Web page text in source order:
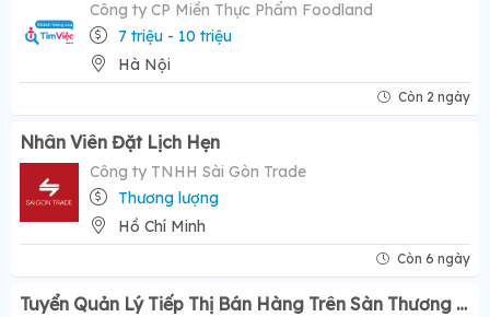
Công ty CP Miền Thực Phẩm Foodland
7 triệu - 10 triệu
Hà Nội
Còn 2 ngày
Nhân Viên Đặt Lịch Hẹn
Công ty TNHH Sài Gòn Trade
Thương lượng
Hồ Chí Minh
Còn 6 ngày
Tuyển Quản Lý Tiếp Thị Bán Hàng Trên Sàn Thương Mại Điện Tử ( Tiktok Shop)- Mức Lương Hấp Dẫn 12-20 Triệu